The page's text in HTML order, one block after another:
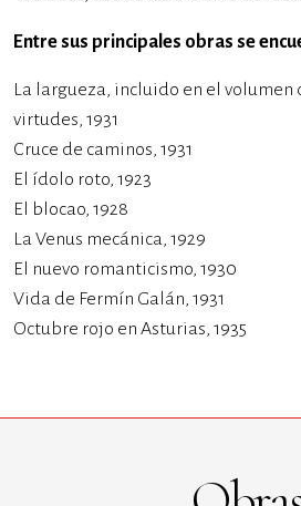
Entre sus principales obras se
La largueza, incluido en el volumen
virtudes, 1931
Cruce de caminos, 1931
El ídolo roto, 1923
El blocao, 1928
La Venus mecánica, 1929
El nuevo romanticismo, 1930
Vida de Fermín Galán, 1931
Octubre rojo en Asturias, 1935